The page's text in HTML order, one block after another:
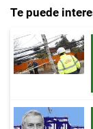
Te puede